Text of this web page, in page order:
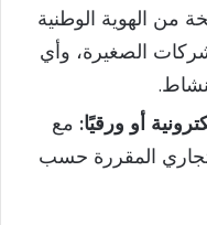
من الهوية الوطنية
الصغيرة، وأي
أو ورقيًا: مع
المقررة حسب